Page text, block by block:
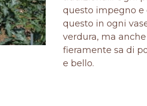
questo impegno e
questo in ogni
verdura, ma
fieramente sa di
e bello.